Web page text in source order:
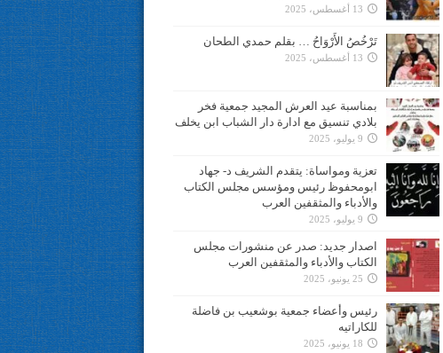
13 أغسطس، 2025
تَرْخُصُ الأَرْوَاحُ … بقلم حمدي الطحان
13 أغسطس، 2025
بمناسبة عيد العرش المجيد جمعية فخر
بلادي تنسيق مع ادارة دار الشباب ابن يخلف
9 يوليو، 2025
تعزية ومواساة: يتقدم الشريف د- جهاد
ابومحفوظ رئيس ومؤسس مجلس الكتاب
والأدباء والمثقفين العرب
9 يوليو، 2025
اصدار جديد: صدر عن منشورات مجلس
الكتاب والأدباء والمثقفين العرب
25 يونيو، 2025
رئيس وأعضاء جمعية بوشعيب بن فاضلة
للكاراتيه
18 يونيو، 2025